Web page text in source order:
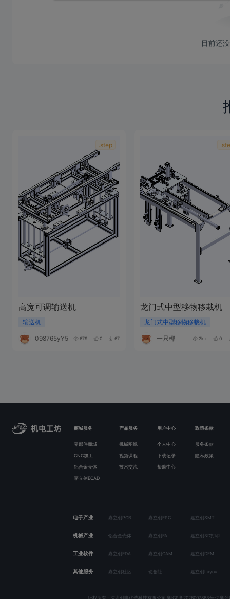
目前还
.step
高宽可调输送机
输送机
098765yY506h 679 0 67
龙门式中型移物移栽机
龙门式中型移物移栽机
一只椰 2k+ 0
商城服务 产品服务 用户中心 政策条款
零部件商城 机械图纸 个人中心 服务条款
CNC加工 视频课程 下载记录 隐私政策
铝合金壳体 技术交流 帮助中心
嘉立创ECAD
电子产业 嘉立创PCB 嘉立创FPC 嘉立创SMT
机械产业 铝合金壳体 嘉立创FA 嘉立创3D打印
工业软件 嘉立创EDA 嘉立创CAM 嘉立创DFM
其他服务 嘉立创社区 硬创社 嘉立创Layout
版权所有 - 深圳创电优选科技有限公司 粤ICP备2026007863号-2 粤